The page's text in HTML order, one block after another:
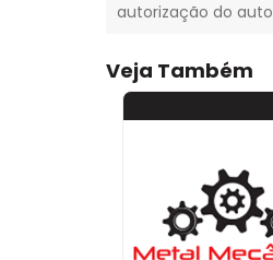
autorização do
Veja Também